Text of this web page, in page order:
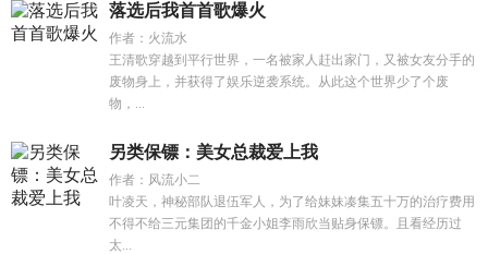
落选后我首首歌爆火
作者：火流水
王清歌穿越到平行世界，一名被家人赶出家门，又被女友分手的
废物身上，并获得了娱乐逆袭系统。从此这个世界少了个废
物，...
另类保镖：美女总裁爱上我
作者：风流小二
叶凌天，神秘部队退伍军人，为了给妹妹凑集五十万的治疗费用
不得不给三元集团的千金小姐李雨欣当贴身保镖。且看经历过
太...